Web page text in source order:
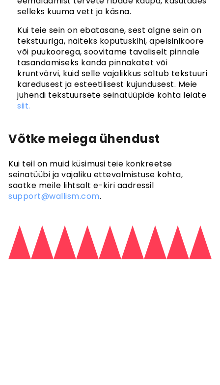
selleks kuuma vett ja käsna.
Kui teie sein on ebatasane, sest algne sein on
tekstuuriga, näiteks koputuskihi, apelsinikoore
või puukoorega, soovitame tavaliselt pinnale
tasandamiseks kanda pinnakatet või
kruntvärvi, kuid selle vajalikkus sõltub tekstuuri
karedusest ja esteetilisest kujundusest. Meie
juhendi tekstuursete seinatüüpide kohta leiate
siit.
Võtke meiega ühendust
Kui teil on muid küsimusi teie konkreetse
seinatüübi ja vajaliku ettevalmistuse kohta,
saatke meile lihtsalt e-kiri aadressil
support@wallism.com.